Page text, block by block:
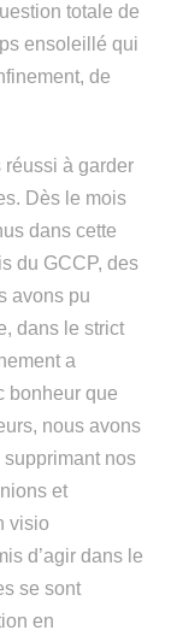
totale de
ensoleillé qui
de
réussi à garder
Dès le mois
dans cette
du GCCP, des
avons pu
dans le strict
a
bonheur que
nous avons
nos
et
visio
d’agir dans le
se sont
en